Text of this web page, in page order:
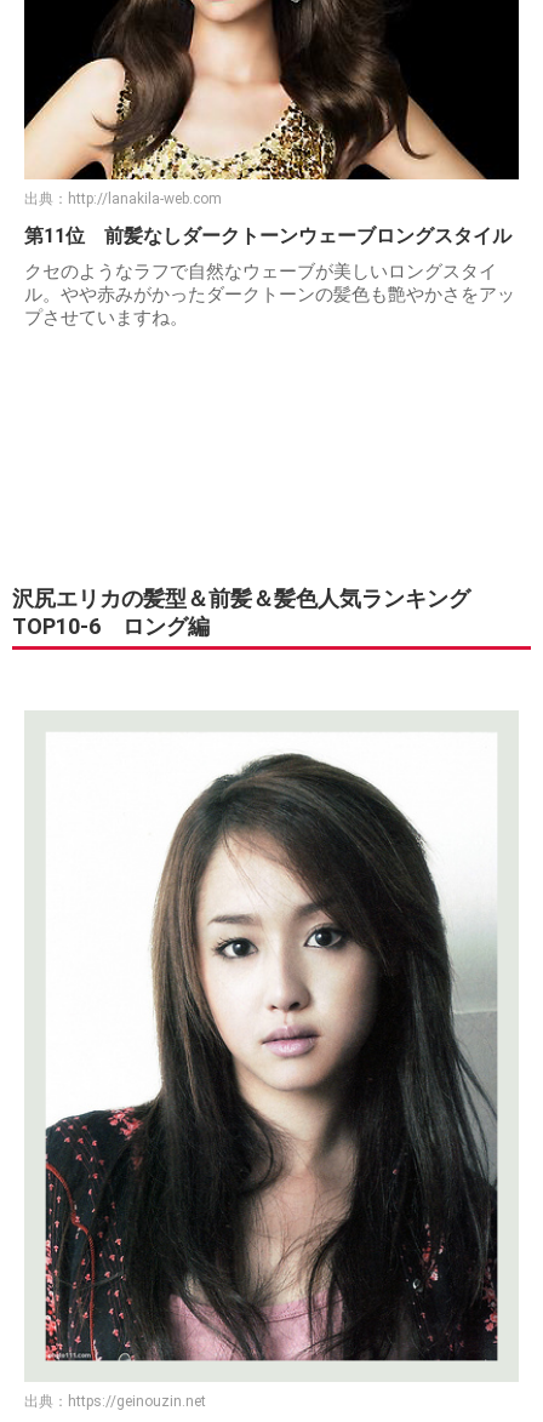
出典： http://lanakila-web.com
第11位 前髪なしダークトーンウェーブロングスタイル
クセのようなラフで自然なウェーブが美しいロングスタイ
ル。やや赤みがかったダークトーンの髪色も艶やかさをアッ
プさせていますね。
沢尻エリカの髪型＆前髪＆髪色人気ランキング
TOP10-6 ロング編
出典： https://geinouzin.net